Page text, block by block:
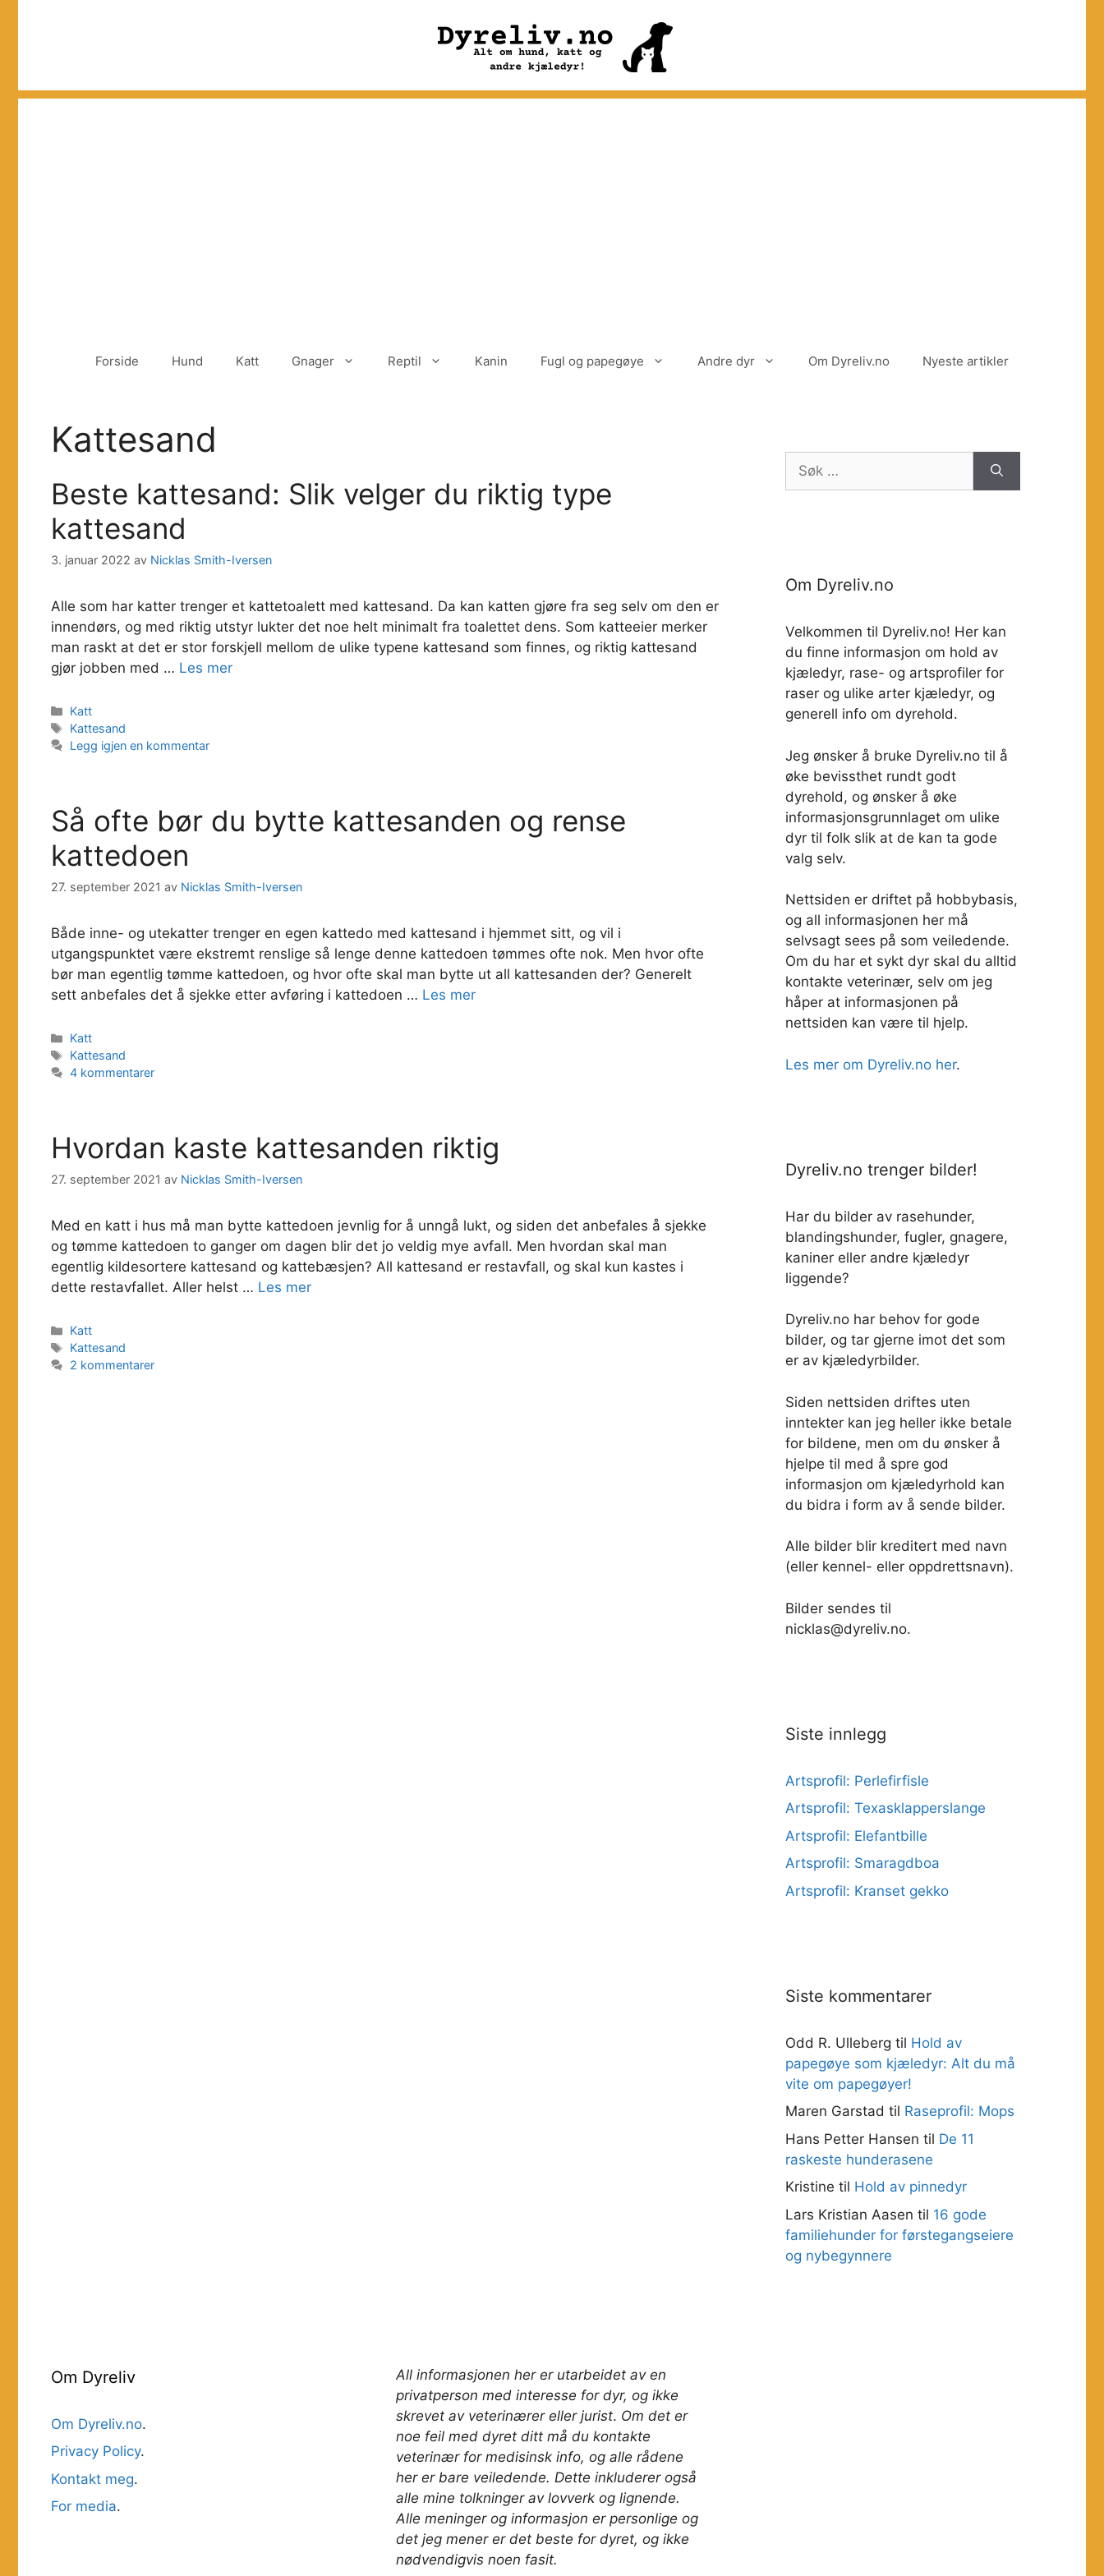
Forside Hund Katt Gnager Reptil Kanin Fugl og papegøye Andre dyr Om Dyreliv.no Nyeste artikler
Kattesand
Beste kattesand: Slik velger du riktig type
kattesand
3. januar 2022 av Nicklas Smith-Iversen
Alle som har katter trenger et kattetoalett med kattesand. Da kan katten gjøre fra seg selv om den er
innendørs, og med riktig utstyr lukter det noe helt minimalt fra toalettet dens. Som katteeier merker
man raskt at det er stor forskjell mellom de ulike typene kattesand som finnes, og riktig kattesand
gjør jobben med … Les mer
Kategorier
Katt
Stikkord
Kattesand
Legg igjen en kommentar
Så ofte bør du bytte kattesanden og rense
kattedoen
27. september 2021 av Nicklas Smith-Iversen
Både inne- og utekatter trenger en egen kattedo med kattesand i hjemmet sitt, og vil i
utgangspunktet være ekstremt renslige så lenge denne kattedoen tømmes ofte nok. Men hvor ofte
bør man egentlig tømme kattedoen, og hvor ofte skal man bytte ut all kattesanden der? Generelt
sett anbefales det å sjekke etter avføring i kattedoen … Les mer
Kategorier
Katt
Stikkord
Kattesand
4 kommentarer
Hvordan kaste kattesanden riktig
27. september 2021 av Nicklas Smith-Iversen
Med en katt i hus må man bytte kattedoen jevnlig for å unngå lukt, og siden det anbefales å sjekke
og tømme kattedoen to ganger om dagen blir det jo veldig mye avfall. Men hvordan skal man
egentlig kildesortere kattesand og kattebæsjen? All kattesand er restavfall, og skal kun kastes i
dette restavfallet. Aller helst … Les mer
Kategorier
Katt
Stikkord
Kattesand
2 kommentarer
Søk
etter:
Om Dyreliv.no
Velkommen til Dyreliv.no! Her kan
du finne informasjon om hold av
kjæledyr, rase- og artsprofiler for
raser og ulike arter kjæledyr, og
generell info om dyrehold.
Jeg ønsker å bruke Dyreliv.no til å
øke bevissthet rundt godt
dyrehold, og ønsker å øke
informasjonsgrunnlaget om ulike
dyr til folk slik at de kan ta gode
valg selv.
Nettsiden er driftet på hobbybasis,
og all informasjonen her må
selvsagt sees på som veiledende.
Om du har et sykt dyr skal du alltid
kontakte veterinær, selv om jeg
håper at informasjonen på
nettsiden kan være til hjelp.
Les mer om Dyreliv.no her.
Dyreliv.no trenger bilder!
Har du bilder av rasehunder,
blandingshunder, fugler, gnagere,
kaniner eller andre kjæledyr
liggende?
Dyreliv.no har behov for gode
bilder, og tar gjerne imot det som
er av kjæledyrbilder.
Siden nettsiden driftes uten
inntekter kan jeg heller ikke betale
for bildene, men om du ønsker å
hjelpe til med å spre god
informasjon om kjæledyrhold kan
du bidra i form av å sende bilder.
Alle bilder blir kreditert med navn
(eller kennel- eller oppdrettsnavn).
Bilder sendes til
nicklas@dyreliv.no.
Siste innlegg
Artsprofil: Perlefirfisle
Artsprofil: Texasklapperslange
Artsprofil: Elefantbille
Artsprofil: Smaragdboa
Artsprofil: Kranset gekko
Siste kommentarer
Odd R. Ulleberg til Hold av
papegøye som kjæledyr: Alt du må
vite om papegøyer!
Maren Garstad til Raseprofil: Mops
Hans Petter Hansen til De 11
raskeste hunderasene
Kristine til Hold av pinnedyr
Lars Kristian Aasen til 16 gode
familiehunder for førstegangseiere
og nybegynnere
Om Dyreliv
Om Dyreliv.no.
Privacy Policy.
Kontakt meg.
For media.
All informasjonen her er utarbeidet av en
privatperson med interesse for dyr, og ikke
skrevet av veterinærereller jurist. Om det er
noe feil med dyret ditt må du kontakte
veterinær for medisinsk info, og alle rådene
her er bare veiledende. Dette inkluderer også
alle mine tolkninger av lovverk og lignende.
Alle meninger og informasjon er personlige og
det jeg mener er det beste for dyret, og ikke
nødvendigvis noen fasit.